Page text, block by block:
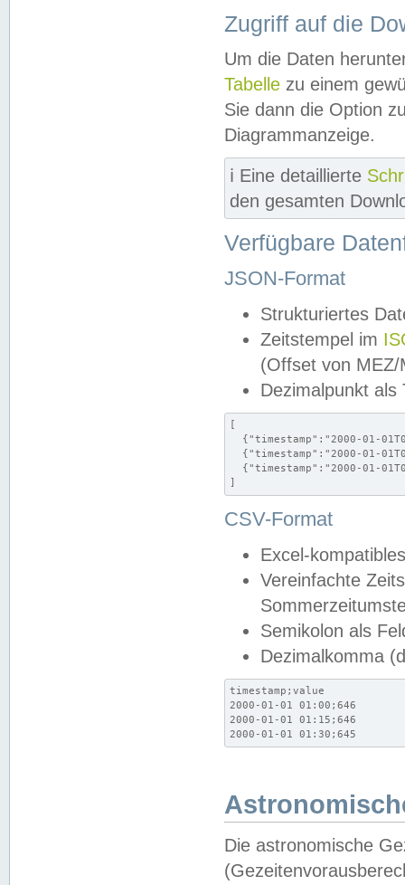
Zugriff auf die
Um die Daten
Tabelle zu einem
Sie dann die Option
Diagrammanzeige.
ℹ️ Eine detaillierte
den gesamten
Verfügbare
JSON-Format
Strukturiertes
Zeitstempel im
(Offset von MEZ/
Dezimalpunkt als
[
{"timestamp":"2000-01-
{"timestamp":"2000-01-
{"timestamp":"2000-01-
]
CSV-Format
Excel-
Vereinfachte
Semikolon als
Dezimalkomma
timestamp;value
2000-01-01 01:00;646
2000-01-01 01:15;646
2000-01-01 01:30;645
Die astronomische